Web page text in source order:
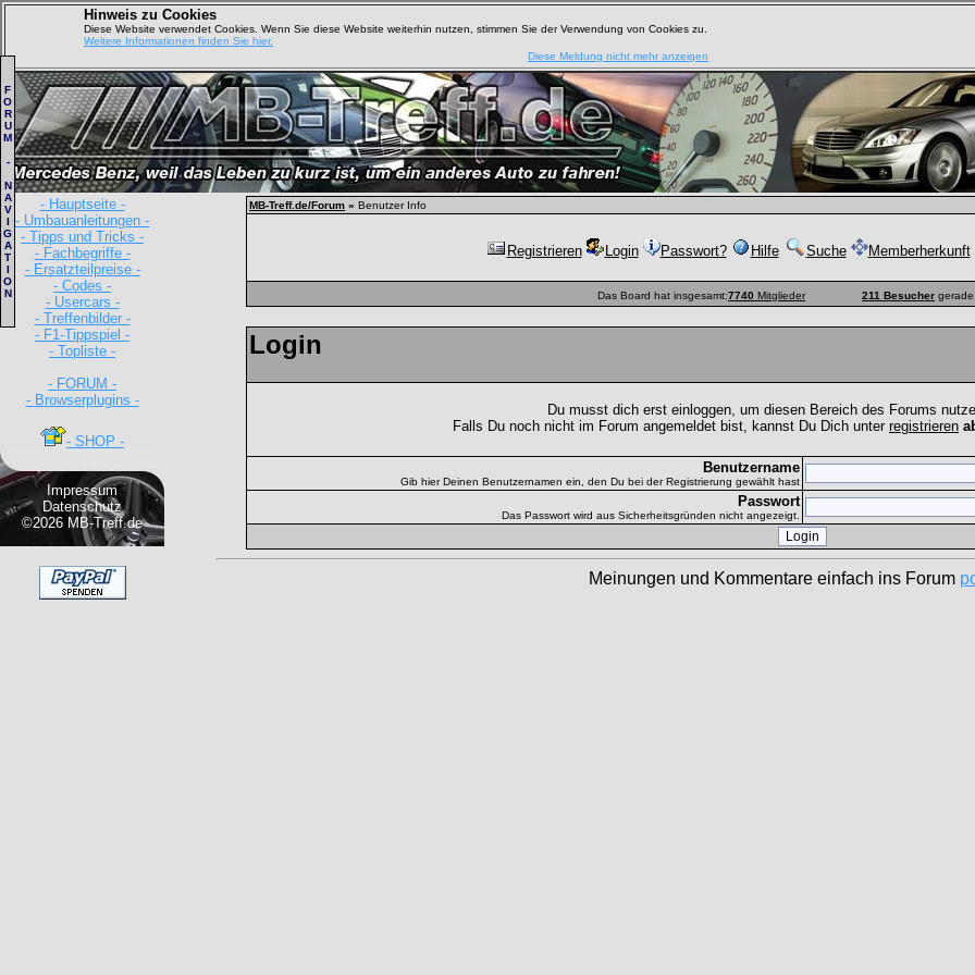
Hinweis zu Cookies
Diese Website verwendet Cookies. Wenn Sie diese Website weiterhin nutzen, stimmen Sie der Verwendung von Cookies zu.
Weitere Informationen finden Sie hier.
Diese Meldung nicht mehr anzeigen
- Hauptseite -
- Umbauanleitungen -
- Tipps und Tricks -
- Fachbegriffe -
- Ersatzteilpreise -
- Codes -
- Usercars -
- Treffenbilder -
- F1-Tippspiel -
- Topliste -
- FORUM -
- Browserplugins -
- SHOP -
Impressum
Datenschutz
©2026 MB-Treff.de
F
O
R
U
M
-
N
A
V
I
G
A
T
I
O
N
MB-Treff.de/Forum » Benutzer Info
Registrieren Login Passwort? Hilfe Suche Memberherkunft
Das Board hat insgesamt:7740 Mitglieder 211 Besucher
Login
Du musst dich erst einloggen, um diesen Bereich des Forums
Falls Du noch nicht im Forum angemeldet bist, kannst Du Dich unter registrieren
Benutzername
Gib hier Deinen Benutzernamen ein, den Du bei der Registrierung gewählt hast
Passwort
Das Passwort wird aus Sicherheitsgründen nicht angezeigt.
Meinungen und Kommentare einfach ins Forum